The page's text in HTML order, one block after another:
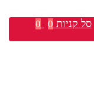
סל קניות 0
0